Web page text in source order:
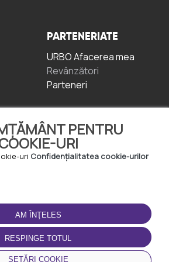
PENTRU
URI
uri Confidențialitatea cookie-urilor
AM ÎNŢELES
RESPINGE TOTUL
SETĂRI COOKIE
PARTENERIATE
URBO Afacerea mea
Revânzători
Parteneri
DESCĂRCAȚI
APLICAȚIA